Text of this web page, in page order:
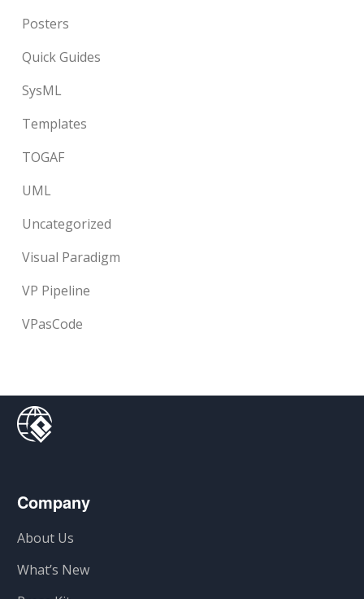
Posters
Quick Guides
SysML
Templates
TOGAF
UML
Uncategorized
Visual Paradigm
VP Pipeline
VPasCode
Company
About Us
What’s New